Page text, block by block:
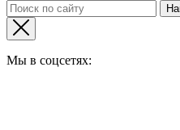
Мы в соцсетях: